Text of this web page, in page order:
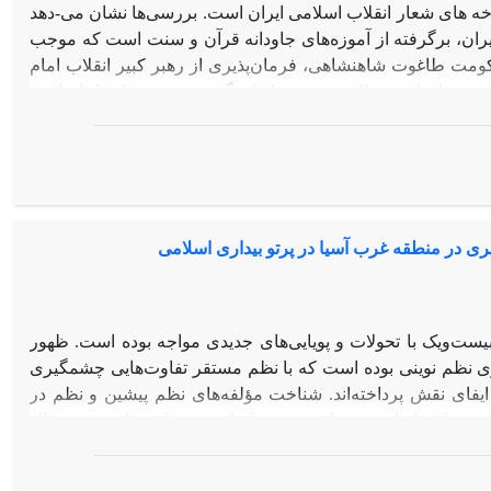
های شعار انقلاب اسلامی ایران است. بررسی‌ها نشان می-دهد
برگرفته از آموزه‌های جاودانه قرآن و سنت است که موجب
طاغوت شاهنشاهی، فرمان‌پذیری از رهبر کبیر انقلاب امام
بهره‌گیری از آموزه‌های دینی بود که در این میان، آموزه‌های
این پژوهش در راستای شناسایی مهمترین مضامین مقاومت
در منطقه غرب آسیا در پرتو بیداری اسلامی
با تحولات و پویایی‌های جدیدی مواجه بوده است. ظهور
نظم نوینی بوده است که با نظم مستقر تفاوت‌هایی چشمگیری
نقش پرداخته‌اند. شناخت مؤلفه‌های نظم پیشین و نظم در
اسلامی در شکل‌گیری نظم نوین منطقه‌ای در غرب آسیا
و کتابخانه‌ای و از روش کیفی برای تحلیل داده‌ها بهره گرفته